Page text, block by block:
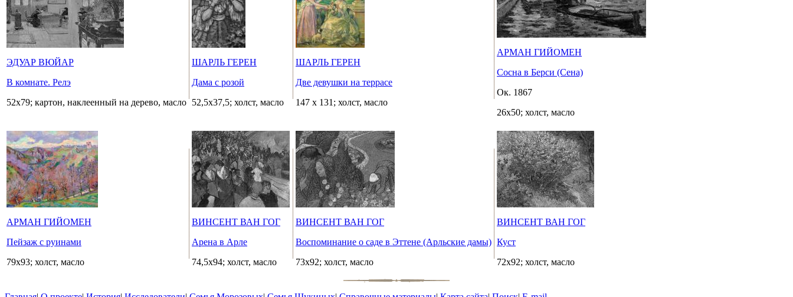
ЭДУАР ВЮЙАР
В комнате. Релэ
52х79; картон, наклеенный на дерево, масло
ШАРЛЬ ГЕРЕН
Дама с розой
52,5х37,5; холст, масло
ШАРЛЬ ГЕРЕН
Две девушки на террасе
147 x 131; холст, масло
АРМАН ГИЙОМЕН
Сосна в Берси (Сена)
Ок. 1867
26х50; холст, масло
АРМАН ГИЙОМЕН
Пейзаж с руинами
79x93; холст, масло
ВИНСЕНТ ВАН ГОГ
Арена в Арле
74,5х94; холст, масло
ВИНСЕНТ ВАН ГОГ
Воспоминание о саде в Эттене (Арльские дамы)
73х92; холст, масло
ВИНСЕНТ ВАН ГОГ
Куст
72х92; холст, масло